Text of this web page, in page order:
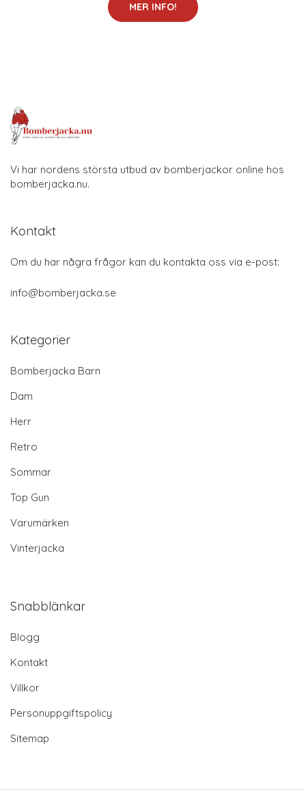
MER INFO!
Vi har nordens största utbud av bomberjackor online hos
bomberjacka.nu.
Kontakt
Om du har några frågor kan du kontakta oss via e-post:
info@bomberjacka.se
Kategorier
Bomberjacka Barn
Dam
Herr
Retro
Sommar
Top Gun
Varumärken
Vinterjacka
Snabblänkar
Blogg
Kontakt
Villkor
Personuppgiftspolicy
Sitemap